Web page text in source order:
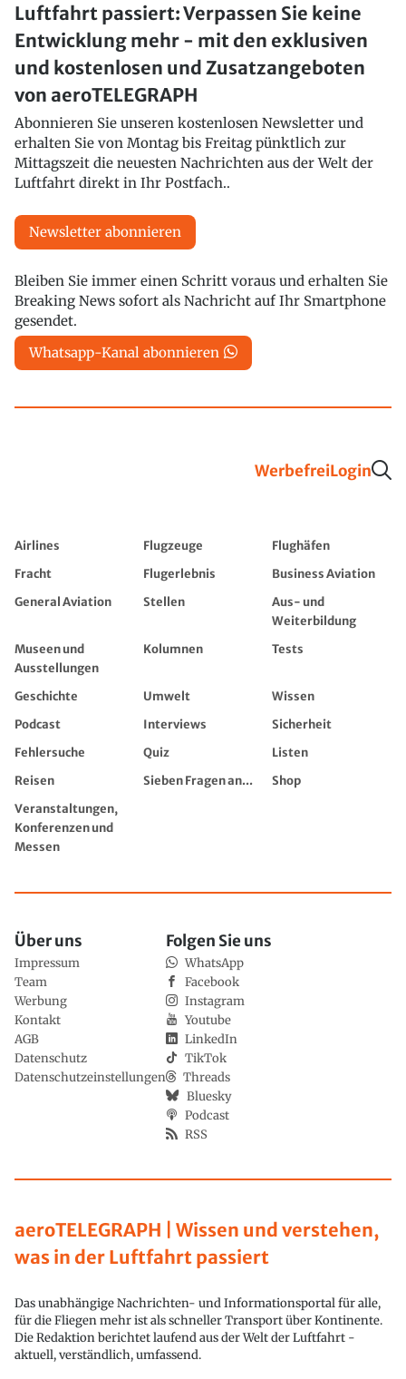
Luftfahrt passiert: Verpassen Sie keine
Entwicklung mehr - mit den exklusiven
und kostenlosen und Zusatzangeboten
von aeroTELEGRAPH
Abonnieren Sie unseren kostenlosen Newsletter und
erhalten Sie von Montag bis Freitag pünktlich zur
Mittagszeit die neuesten Nachrichten aus der Welt der
Luftfahrt direkt in Ihr Postfach..
Newsletter abonnieren
Bleiben Sie immer einen Schritt voraus und erhalten Sie
Breaking News sofort als Nachricht auf Ihr Smartphone
gesendet.
Whatsapp-Kanal abonnieren
WerbefreiLogin
Airlines Flugzeuge
Flughäfen
Fracht
Flugerlebnis
Business Aviation
General Aviation
Stellen
Aus- und
Weiterbildung
Museen und
Ausstellungen
Kolumnen Tests
Geschichte Umwelt
Wissen
Podcast
Interviews
Sicherheit
Fehlersuche
Quiz
Listen
Reisen
Sieben Fragen an...
Shop
Veranstaltungen,
Konferenzen und
Messen
aeroTELEGRAPH | Wissen und verstehen,
was in der Luftfahrt passiert
Das unabhängige Nachrichten- und Informationsportal für alle,
für die Fliegen mehr ist als schneller Transport über Kontinente.
Die Redaktion berichtet laufend aus der Welt der Luftfahrt -
aktuell, verständlich, umfassend.
Über uns
Impressum
Team
Werbung
Kontakt
AGB
Datenschutz
Datenschutzeinstellungen
Folgen Sie uns
WhatsApp
Facebook
Instagram
Youtube
LinkedIn
TikTok
Threads
Bluesky
Podcast
RSS